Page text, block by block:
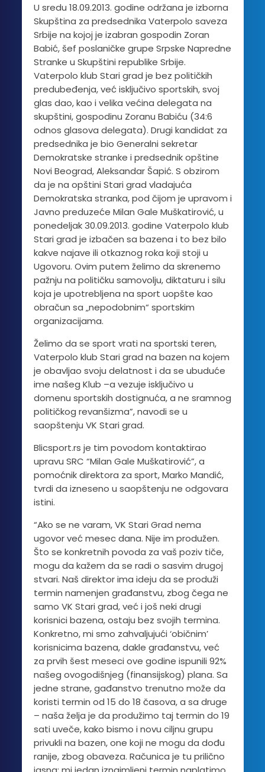
U sredu 18.09.2013. godine održana je izborna
Skupština za predsednika Vaterpolo saveza
Srbije na kojoj je izabran gospodin Zoran
Babić, šef poslaničke grupe Srpske Napredne
Stranke u Skupštini republike Srbije.
Vaterpolo klub Stari grad je bez političkih
predubeđenja, već isključivo sportskih, svoj
glas dao, kao i velika većina delegata na
skupštini, gospodinu Zoranu Babiću (34:6
odnos glasova delegata). Drugi kandidat za
predsednika je bio Generalni sekretar
Demokratske stranke i predsednik opštine
Novi Beograd, Aleksandar Šapić. S obzirom
da je na opštini Stari grad vladajuća
Demokratska stranka, pod čijom je upravom i
Javno preduzeće Milan Gale Muškatirović, u
ponedeljak 30.09.2013. godine Vaterpolo klub
Stari grad je izbačen sa bazena i to bez bilo
kakve najave ili otkaznog roka koji stoji u
Ugovoru. Ovim putem želimo da skrenemo
pažnju na političku samovolju, diktaturu i silu
koja je upotrebljena na sport uopšte kao
obračun sa „nepodobnim“ sportskim
organizacijama.
Želimo da se sport vrati na sportski teren,
Vaterpolo klub Stari grad na bazen na kojem
je obavljao svoju delatnost i da se ubuduće
ime našeg Klub –a vezuje isključivo u
domenu sportskih dostignuća, a ne sramnog
političkog revanšizma”, navodi se u
saopštenju VK Stari grad.
Blicsport.rs je tim povodom kontaktirao
upravu SRC “Milan Gale Muškatirović”, a
pomoćnik direktora za sport, Marko Mandić,
tvrdi da izneseno u saopštenju ne odgovara
istini.
“Ako se ne varam, VK Stari Grad nema
ugovor već mesec dana. Nije im produžen.
Što se konkretnih povoda za vaš poziv tiče,
mogu da kažem da se radi o sasvim drugoj
stvari. Naš direktor ima ideju da se produži
termin namenjen građanstvu, zbog čega ne
samo VK Stari grad, već i još neki drugi
korisnici bazena, ostaju bez svojih termina.
Konkretno, mi smo zahvaljujući ‘običnim’
korisnicima bazena, dakle građanstvu, već
za prvih šest meseci ove godine ispunili 92%
našeg ovogodišnjeg (finansijskog) plana. Sa
jedne strane, gađanstvo trenutno može da
koristi termin od 15 do 18 časova, a sa druge
– naša želja je da produžimo taj termin do 19
sati uveče, kako bismo i novu ciljnu grupu
privukli na bazen, one koji ne mogu da dođu
ranije, zbog obaveza. Računica je tu prilično